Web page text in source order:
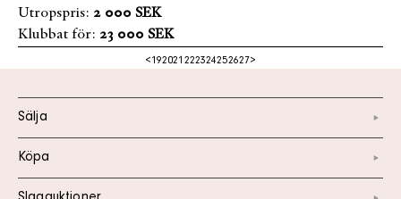
Utropspris: 2 000 SEK
Klubbat för: 23 000 SEK
<192021 222324252627>
Sälja
Köpa